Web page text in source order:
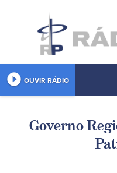
play_circle_filled OUVIR RÁDIO
Governo